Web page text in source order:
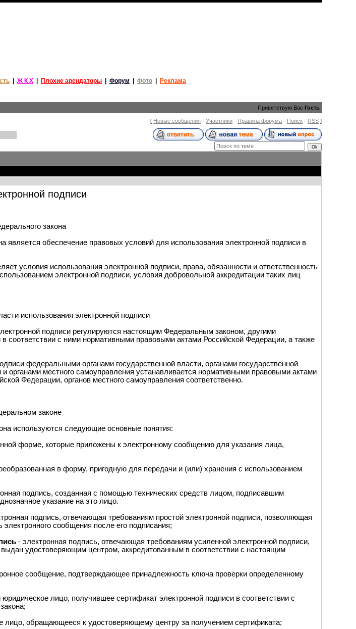
Ж К Х Плохие арендаторы Форум Фото Реклама
Приветствую Вас Гость
[ Новые сообщения ·Участники · Правила форума · Поиск · RSS ]
подписи
закона
является обеспечение правовых условий для использования электронной подписи в
условия использования электронной подписи, права, обязанности и ответственность
электронной подписи, условия добровольной аккредитации таких лиц
использования электронной подписи
подписи регулируются настоящим Федеральным законом, другими
с ними нормативными правовыми актами Российской Федерации, а также
федеральными органами государственной власти, органами государственной
органами местного самоуправления устанавливается нормативными правовыми актами
Федерации, органов местного самоуправления соответственно.
законе
используются следующие основные понятия:
форме, которые приложены к электронному сообщению для указания лица,
в форму, пригодную для передачи и (или) хранения с использованием
подпись, созданная с помощью технических средств лицом, подписавшим
указание на это лицо.
подпись, отвечающая требованиям простой электронной подписи, позволяющая
сообщения после его подписания;
- электронная подпись, отвечающая требованиям усиленной электронной подписи,
удостоверяющим центром, аккредитованным в соответствии с настоящим
сообщение, подтверждающее принадлежность ключа проверки определенному
лицо, получившее сертификат электронной подписи в соответствии с
лицо, обращающееся к удостоверяющему центру за получением сертификата;